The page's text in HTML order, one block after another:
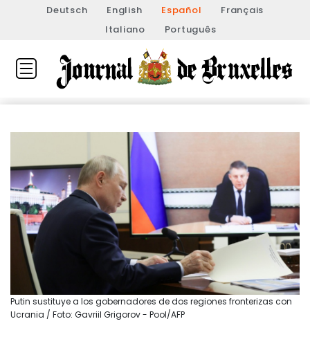
Deutsch English Español
Français
Italiano
Português
Putin sustituye a los gobernadores de dos regiones fronterizas con
Ucrania / Foto: Gavriil Grigorov - Pool/AFP